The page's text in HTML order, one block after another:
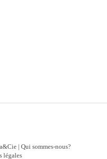
| Qui sommes-nous?
légales